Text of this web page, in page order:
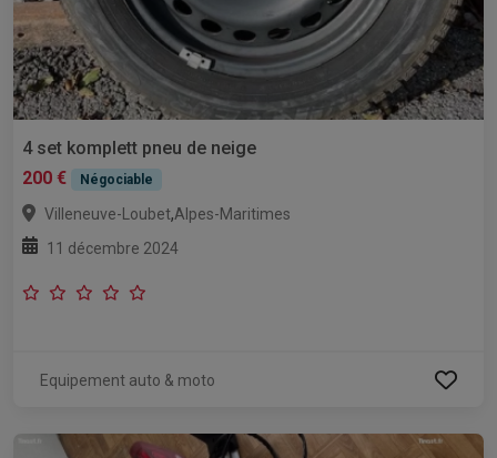
4 set komplett pneu de neige
200 €
Négociable
Villeneuve-Loubet,Alpes-Maritimes
11 décembre 2024
Equipement auto & moto